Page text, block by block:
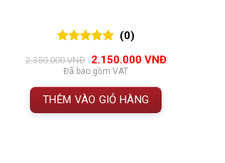
đánh giá
(0)
2.350.000VNĐ
Giá
gốc
là:
2.350.000 VNĐ.
2.150.000 VNĐGiá
Đã bao gồm VAT
THÊM VÀO GIỎ HÀNG